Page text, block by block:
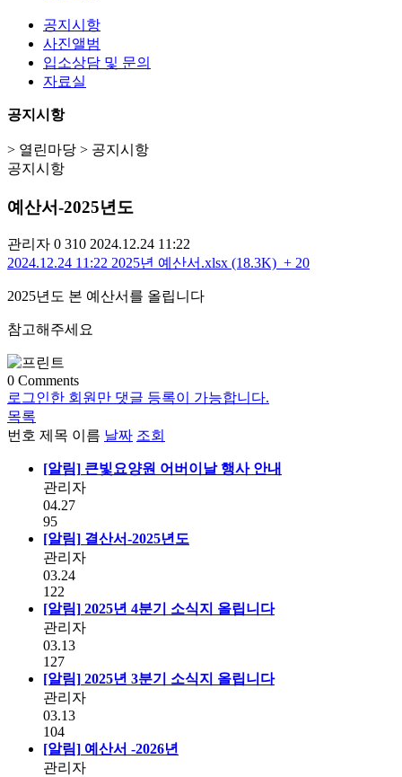
공지시항
사진앨범
입소상담 및 문의
자료실
공지시항
> 열린마당 > 공지시항
공지시항
예산서-2025년도
관리자 0 310 2024.12.24 11:22
2024.12.24 11:22 2025년 예산서.xlsx (18.3K) + 20
2025년도 본 예산서를 올립니다
참고해주세요
0 Comments
로그인한 회원만 댓글 등록이 가능합니다.
목록
번호 제목 이름 날짜 조회
[알림] 큰빛요양원 어버이날 행사 안내
관리자
04.27
95
[알림] 결산서-2025년도
관리자
03.24
122
[알림] 2025년 4분기 소식지 올립니다
관리자
03.13
127
[알림] 2025년 3분기 소식지 올립니다
관리자
03.13
104
[알림] 예산서 -2026년
관리자